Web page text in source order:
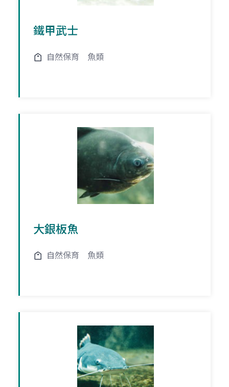
鐵甲武士
自然保育 魚類
大銀板魚
自然保育 魚類